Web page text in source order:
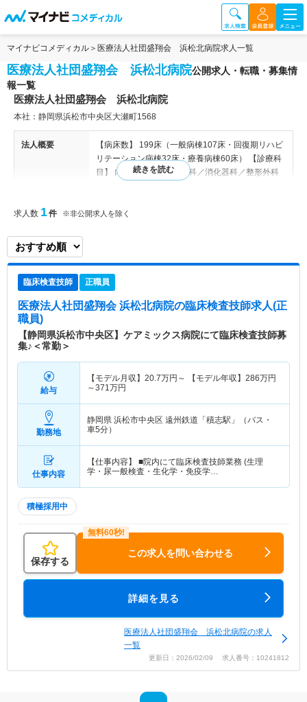
マイナビコメディカル 医療法人社団盛翔会 浜松北病院求人一覧
医療法人社団盛翔会 浜松北病院公開求人・転職・募集情
報一覧
医療法人社団盛翔会 浜松北病院
本社：静岡県浜松市中央区大瀬町1568
法人概要
【病床数】 199床（一般病棟107床・回復期リハビ
リテーション病棟32床・療養病棟60床） 【診療科
目】 内科／循環器科／外科／消化器科／整形外科
放射線科／麻酔科 糖尿病ケアサポートチーム・高
ビリテーション科／歯科口腔外科／放射線科／麻酔
科 ■199床（一般病棟107床・回復期リハビリテー
瀬介護保険センター・訪問看護ステーション大瀬・
ション大瀬・おおせ第二デイサービスセンター
特色
静岡県浜松市中央区にある地域密着型のケアミック
ス型病院です。一般、療養、回復期、在宅医療ま
で、幅広い医療を提供しており、静高気圧酸素治療
室も備えています。福利厚生の面では、託児所を完
備しており、家庭を持っている方も多くプライベー
トと両立しやすい環境です。
求人数 1件 ※非公開求人を除く
臨床検査技師 正職員
医療法人社団盛翔会 浜松北病院の臨床検査技師求人(正
職員)
【静岡県浜松市中央区】ケアミックス病院にて臨床検査技師募
集♪＜常勤＞
給与
【モデル月収】 20.7万円～ 【モデル年収】 286万円
～371 万円
勤務地
静岡県 浜松市中央区 遠州鉄道「積志駅」（バス・
車5分）
仕事内容
【仕事内容】 ■院内にて臨床検査技師業務 (生理
学・尿一般検査・生化学・免疫学…
積極採用中
保存する
この求人を問い合わせる
詳細を見る
医療法人社団盛翔会 浜松北病院の求人
一覧
更新日：2026/02/09 求人番号：10241812